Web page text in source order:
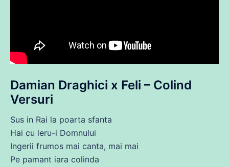
Damian Draghici x ‪Feli – Colind
Versuri
Sus in Rai la poarta sfanta
Hai cu leru-i Domnului
Ingerii frumos mai canta, mai mai
Pe pamant iara colinda